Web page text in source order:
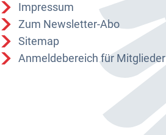
Impressum
Zum Newsletter-Abo
Sitemap
Anmeldebereich für Mitglieder